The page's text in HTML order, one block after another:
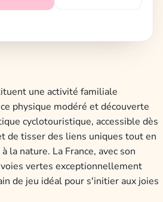
une activité familiale
physique modéré et découverte
cyclotouristique, accessible dès
de tisser des liens uniques tout en
la nature. La France, avec son
vertes exceptionnellement
de jeu idéal pour s'initier aux joies